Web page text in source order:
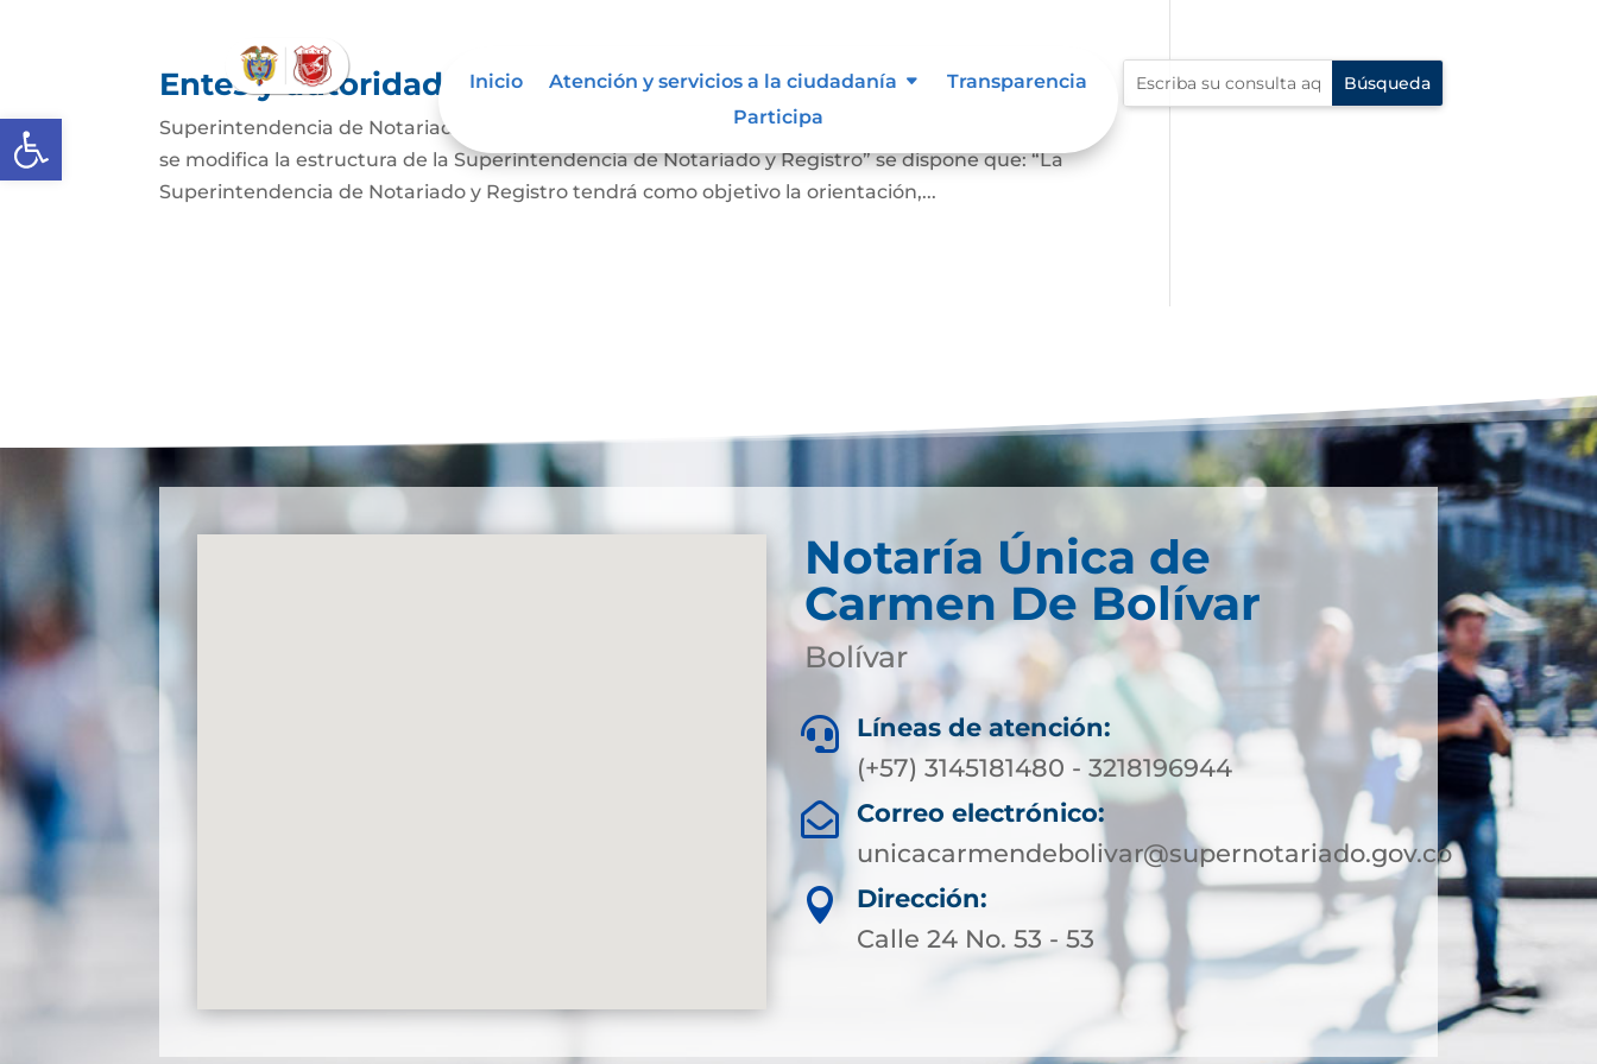
Abrir barra de herramientas
Inicio Atención y servicios a la ciudadanía
Transparencia
Participa
Entes y autoridades que lo vigilan
Superintendencia de Notariado y Registro En el Artículo 4 del Decreto 2723 de 2014, “Por el cual
se modifica la estructura de la Superintendencia de Notariado y Registro” se dispone que: “La
Superintendencia de Notariado y Registro tendrá como objetivo la orientación,...
Notaría Única de
Carmen De Bolívar
Bolívar

Líneas de atención:
(+57) 3145181480 - 3218196944

Correo electrónico:
unicacarmendebolivar@supernotariado.gov.co

Dirección:
Calle 24 No. 53 - 53